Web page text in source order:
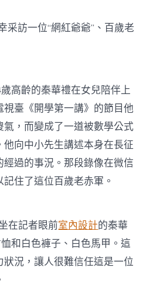
訪一位“網紅爺爺”、百歲老
齡的秦華禮在女兒陪伴上
臺《開學第一講》的節目他
，而變成了一道被數學公式
向中小先生講述本身在長征
過的事況。那段錄像在微信
住了這位百歲老赤軍。
記者眼前室內設計的秦華
和白色褲子、白色馬甲。這
況，讓人很難信任這是一位